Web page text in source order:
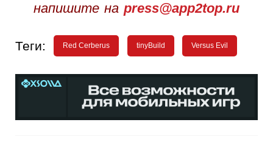
напишите на press@app2top.ru
Теги: Red Cerberus tinyBuild Versus Evil